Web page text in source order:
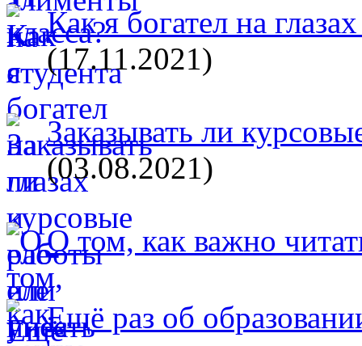
Как я богател на
(17.11.2021)
Заказывать ли
(03.08.2021)
О том, как важно
Ещё раз об